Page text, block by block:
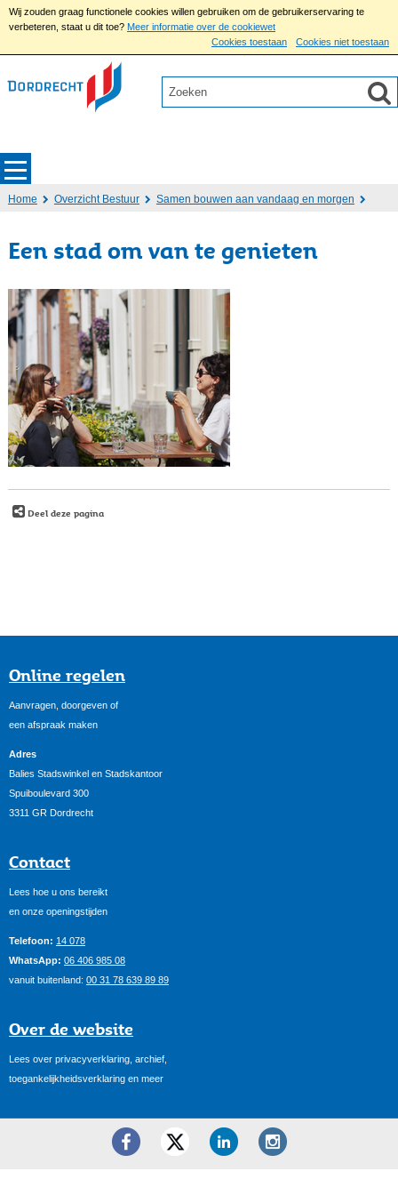
Wij zouden graag functionele cookies willen gebruiken om de gebruikerservaring te
verbeteren, staat u dit toe? Meer informatie over de cookiewet
Cookies toestaan
Cookies niet toestaan
Home Overzicht Bestuur Samen bouwen aan vandaag en morgen
Een stad om van te genieten
Deel deze pagina
Online regelen
Aanvragen, doorgeven of
een afspraak maken
Adres
Balies Stadswinkel en Stadskantoor
Spuiboulevard 300
3311 GR Dordrecht
Contact
Lees hoe u ons bereikt
en onze openingstijden
Telefoon: 14 078
WhatsApp: 06 406 985 08
vanuit buitenland: 00 31 78 639 89 89
Over de website
Lees over privacyverklaring, archief,
toegankelijkheidsverklaring en meer